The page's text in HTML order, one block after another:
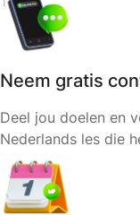
Neem gratis
Deel jou doelen en
Nederlands les die